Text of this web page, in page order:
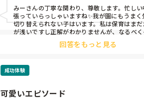
と言ってくれその子にお願いしました。する
嫌だったようで、「どいて！」とその子を
た。そこで私が「それは違うよね」と言う
ま拗ねてしまい、テーブルの下に潜り込んで
した。そのあと1対1で「絵本みたかったね」
ばん声かけたけどやらないみたいだったから
かったのかな？」など声をかけるも、全て「
1点ばり。そのタイミングで担任が戻ってき
の経緯を説明し、担任が「(お当番)やるなら(
仕事の御座敷き)やろう」と声をかけ、一緒
みーさんの丁寧な関わり、尊敬します。忙し
張っていらっしゃいますね✨我が園にもうまく
切り替えられない子はいます。私は保育はま
が浅いですし正解がわかりませんが、なるべ
過去に上手に出来ていたことを褒めつつ、今や
いことをやってもらう様に誘導します。例えば
く出来るから一緒にやろう！先生とどっちが早
きるか競走する？終わったら絵本読もー！！」
回答をもっと見る
成功体験
可愛いエピソード